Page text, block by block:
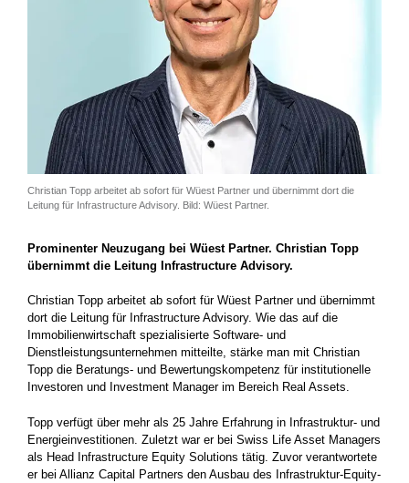
Christian Topp arbeitet ab sofort für Wüest Partner und übernimmt dort die
Leitung für Infrastructure Advisory. Bild: Wüest Partner.
Prominenter Neuzugang bei Wüest Partner. Christian Topp
übernimmt die Leitung Infrastructure Advisory.
Christian Topp arbeitet ab sofort für Wüest Partner und übernimmt
dort die Leitung für Infrastructure Advisory. Wie das auf die
Immobilienwirtschaft spezialisierte Software- und
Dienstleistungsunternehmen mitteilte, stärke man mit Christian
Topp die Beratungs- und Bewertungskompetenz für institutionelle
Investoren und Investment Manager im Bereich Real Assets.
Topp verfügt über mehr als 25 Jahre Erfahrung in Infrastruktur- und
Energieinvestitionen. Zuletzt war er bei Swiss Life Asset Managers
als Head Infrastructure Equity Solutions tätig. Zuvor verantwortete
er bei Allianz Capital Partners den Ausbau des Infrastruktur-Equity-